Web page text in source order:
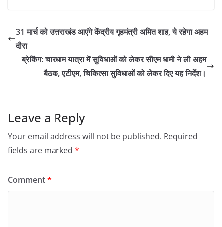
31 मार्च को उत्तराखंड आएंगे केंद्रीय गृहमंत्री अमित शाह, ये रहेगा अहम
दौरा
ब्रेकिंग: चारधाम यात्रा में सुविधाओं को लेकर सीएम धामी ने ली अहम
बैठक, एटीएम, चिकित्सा सुविधाओं को लेकर दिए यह निर्देश।
Leave a Reply
Your email address will not be published. Required
fields are marked *
Comment*